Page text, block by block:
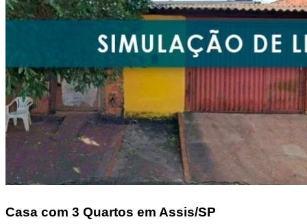
Casa com 3 Quartos em Assis/SP